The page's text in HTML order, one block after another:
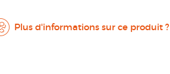
Plus d'informations sur ce produit ?